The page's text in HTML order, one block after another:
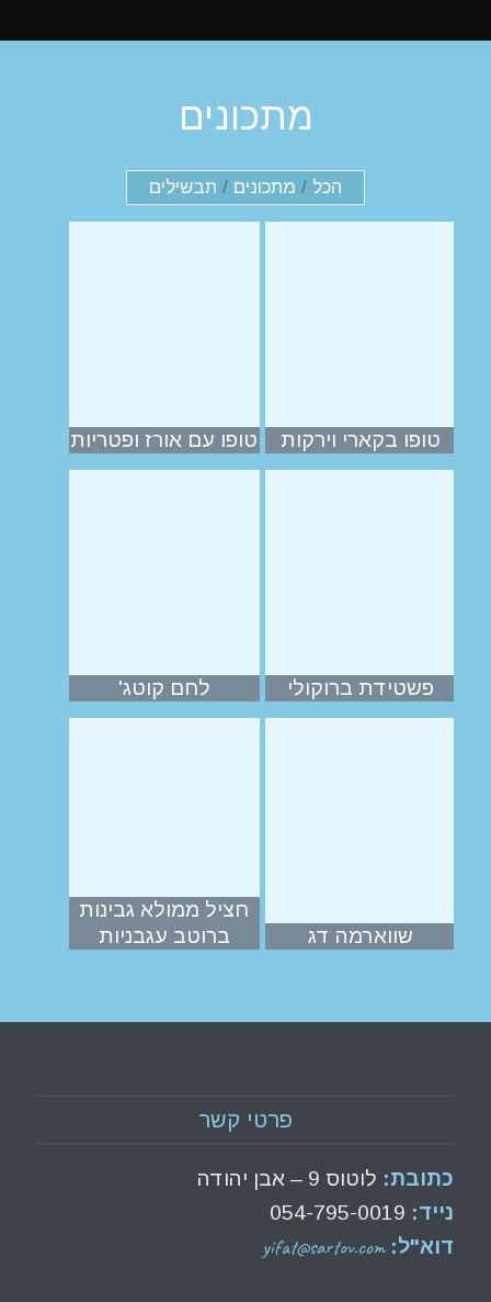
מתכונים
הכל / מתכונים / תבשילים
טופו בקארי וירקות טופו עם אורז ופטריות
פשטידת ברוקולי לחם קוטג'
שווארמה דג
חציל ממולא גבינות
ברוטב עגבניות
פרטי קשר
כתובת: לוטוס 9 – אבן יהודה
נייד: 054-795-0019
דוא"ל:yifat@sartov.com